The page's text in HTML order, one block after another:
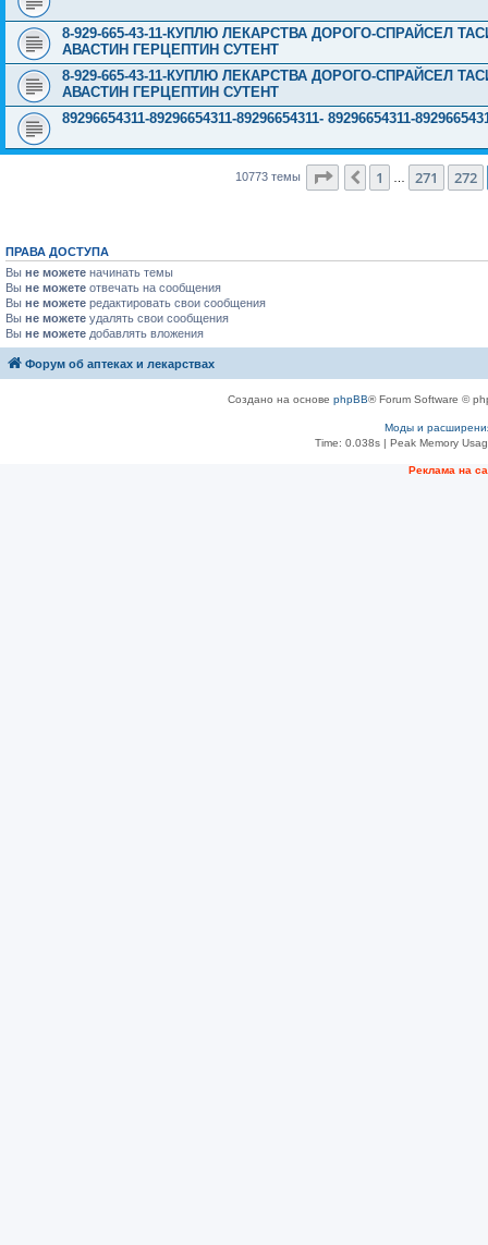
8-929-665-43-11-КУПЛЮ ЛЕКАРСТВА ДОРОГО-СПРАЙСЕЛ
АВАСТИН ГЕРЦЕПТИН СУТЕНТ
8-929-665-43-11-КУПЛЮ ЛЕКАРСТВА ДОРОГО-СПРАЙСЕЛ
АВАСТИН ГЕРЦЕПТИН СУТЕНТ
89296654311-89296654311-89296654311- 89296654311-
10773 темы Страница 273из 431
Пред.
1 271 272
ПРАВА ДОСТУПА
Вы не можете начинать темы
Вы не можете отвечать на сообщения
Вы не можете редактировать свои сообщения
Вы не можете удалять свои сообщения
Вы не можете добавлять вложения
Форум об аптеках и лекарствах
Создано на основе phpBB® Forum Software ©
Моды и
Time: 0.038s| Peak Memory
Рeклама на